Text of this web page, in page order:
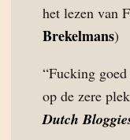
het lezen van
Brekelmans)
“Fucking
op de zere
Dutch